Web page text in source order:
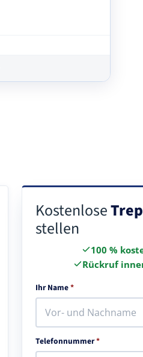
Kostenlose
stellen
100 %
Rückruf
Ihr Name*
Telefonnummer*